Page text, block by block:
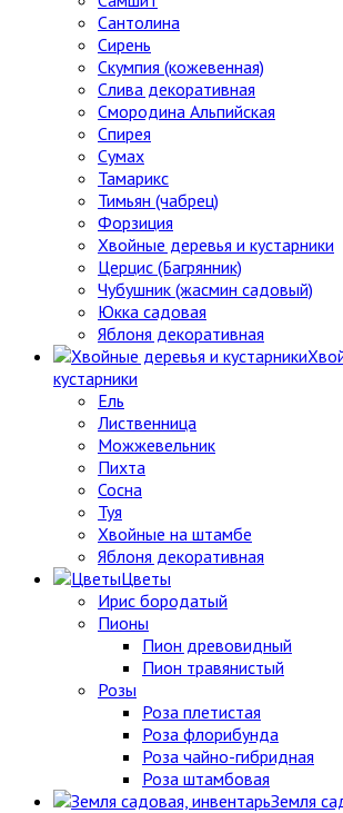
Сантолина
Сирень
Скумпия (кожевенная)
Слива декоративная
Смородина Альпийская
Спирея
Сумах
Тамарикс
Тимьян (чабрец)
Форзиция
Хвойные деревья и кустарники
Церцис (Багрянник)
Чубушник (жасмин садовый)
Юкка садовая
Яблоня декоративная
кустарники
Ель
Лиственница
Можжевельник
Пихта
Сосна
Туя
Хвойные на штамбе
Яблоня декоративная
Цветы
Ирис бородатый
Пионы
Пион древовидный
Пион травянистый
Розы
Роза плетистая
Роза флорибунда
Роза чайно-гибридная
Роза штамбовая
Земля